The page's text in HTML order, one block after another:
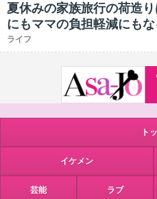
夏休みの家族旅行の荷造
にもママの負担軽減にも
ライフ
ト
イケメン
芸能 ラブ